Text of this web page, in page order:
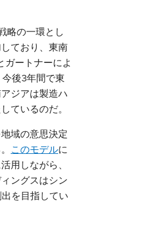
略の一環とし
ており、東南
ガートナーによ
後3年間で東
ジアは製造ハ
ているのだ。
域の意思決定
このモデルに
用しながら、
ングスはシン
を目指してい